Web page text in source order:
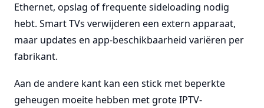
Ethernet, opslag of frequente sideloading nodig
hebt. Smart TVs verwijderen een extern apparaat,
maar updates en app-beschikbaarheid variëren per
fabrikant.
Aan de andere kant kan een stick met beperkte
geheugen moeite hebben met grote IPTV-